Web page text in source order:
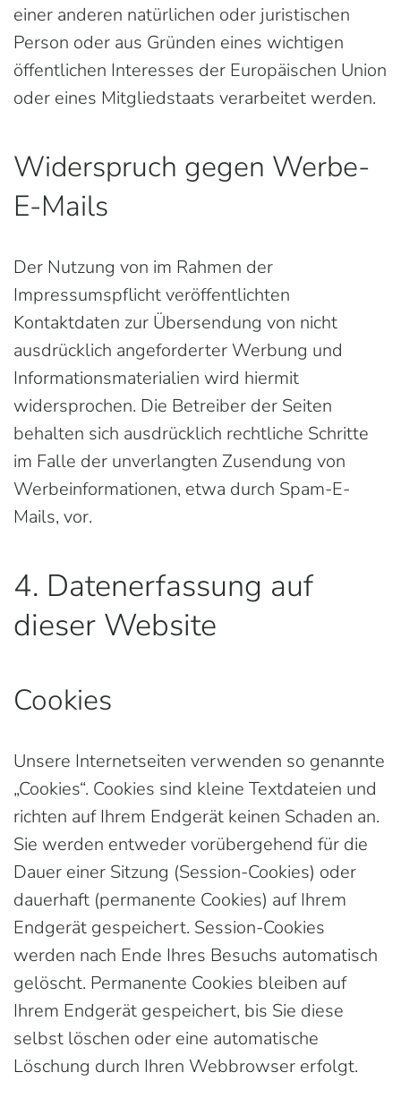
einer anderen natürlichen oder juristischen
Person oder aus Gründen eines wichtigen
öffentlichen Interesses der Europäischen Union
oder eines Mitgliedstaats verarbeitet werden.
Widerspruch gegen Werbe-
E-Mails
Der Nutzung von im Rahmen der
Impressumspflicht veröffentlichten
Kontaktdaten zur Übersendung von nicht
ausdrücklich angeforderter Werbung und
Informationsmaterialien wird hiermit
widersprochen. Die Betreiber der Seiten
behalten sich ausdrücklich rechtliche Schritte
im Falle der unverlangten Zusendung von
Werbeinformationen, etwa durch Spam-E-
Mails, vor.
4. Datenerfassung auf
dieser Website
Cookies
Unsere Internetseiten verwenden so genannte
„Cookies“. Cookies sind kleine Textdateien und
richten auf Ihrem Endgerät keinen Schaden an.
Sie werden entweder vorübergehend für die
Dauer einer Sitzung (Session-Cookies) oder
dauerhaft (permanente Cookies) auf Ihrem
Endgerät gespeichert. Session-Cookies
werden nach Ende Ihres Besuchs automatisch
gelöscht. Permanente Cookies bleiben auf
Ihrem Endgerät gespeichert, bis Sie diese
selbst löschen oder eine automatische
Löschung durch Ihren Webbrowser erfolgt.